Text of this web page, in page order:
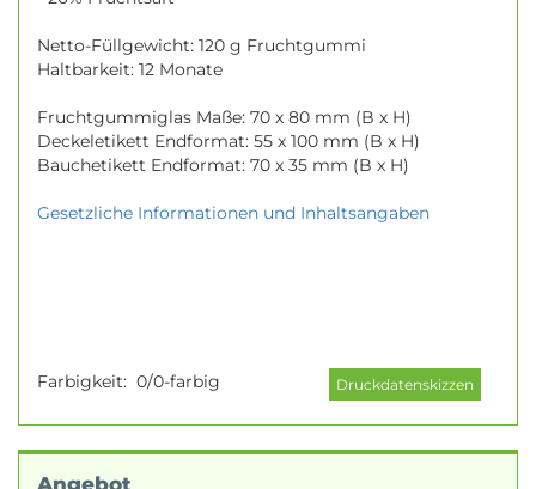
Netto-Füllgewicht: 120 g Fruchtgummi
Haltbarkeit: 12 Monate
Fruchtgummiglas Maße: 70 x 80 mm (B x H)
Deckeletikett Endformat: 55 x 100 mm (B x H)
Bauchetikett Endformat: 70 x 35 mm (B x H)
Gesetzliche Informationen und Inhaltsangaben
Farbigkeit: 0/0-farbig
Angebot